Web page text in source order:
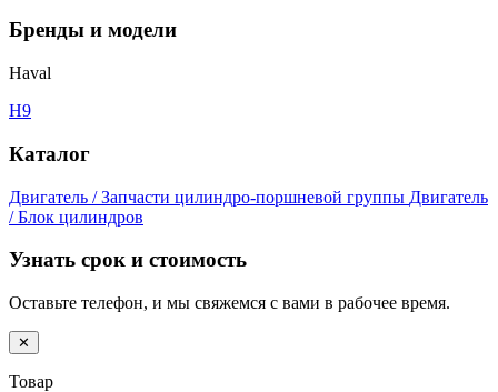
Бренды и модели
Haval
H9
Каталог
Двигатель / Запчасти цилиндро-поршневой группы Двигатель
/ Блок цилиндров
Узнать срок и стоимость
Оставьте телефон, и мы свяжемся с вами в рабочее время.
✕
Товар